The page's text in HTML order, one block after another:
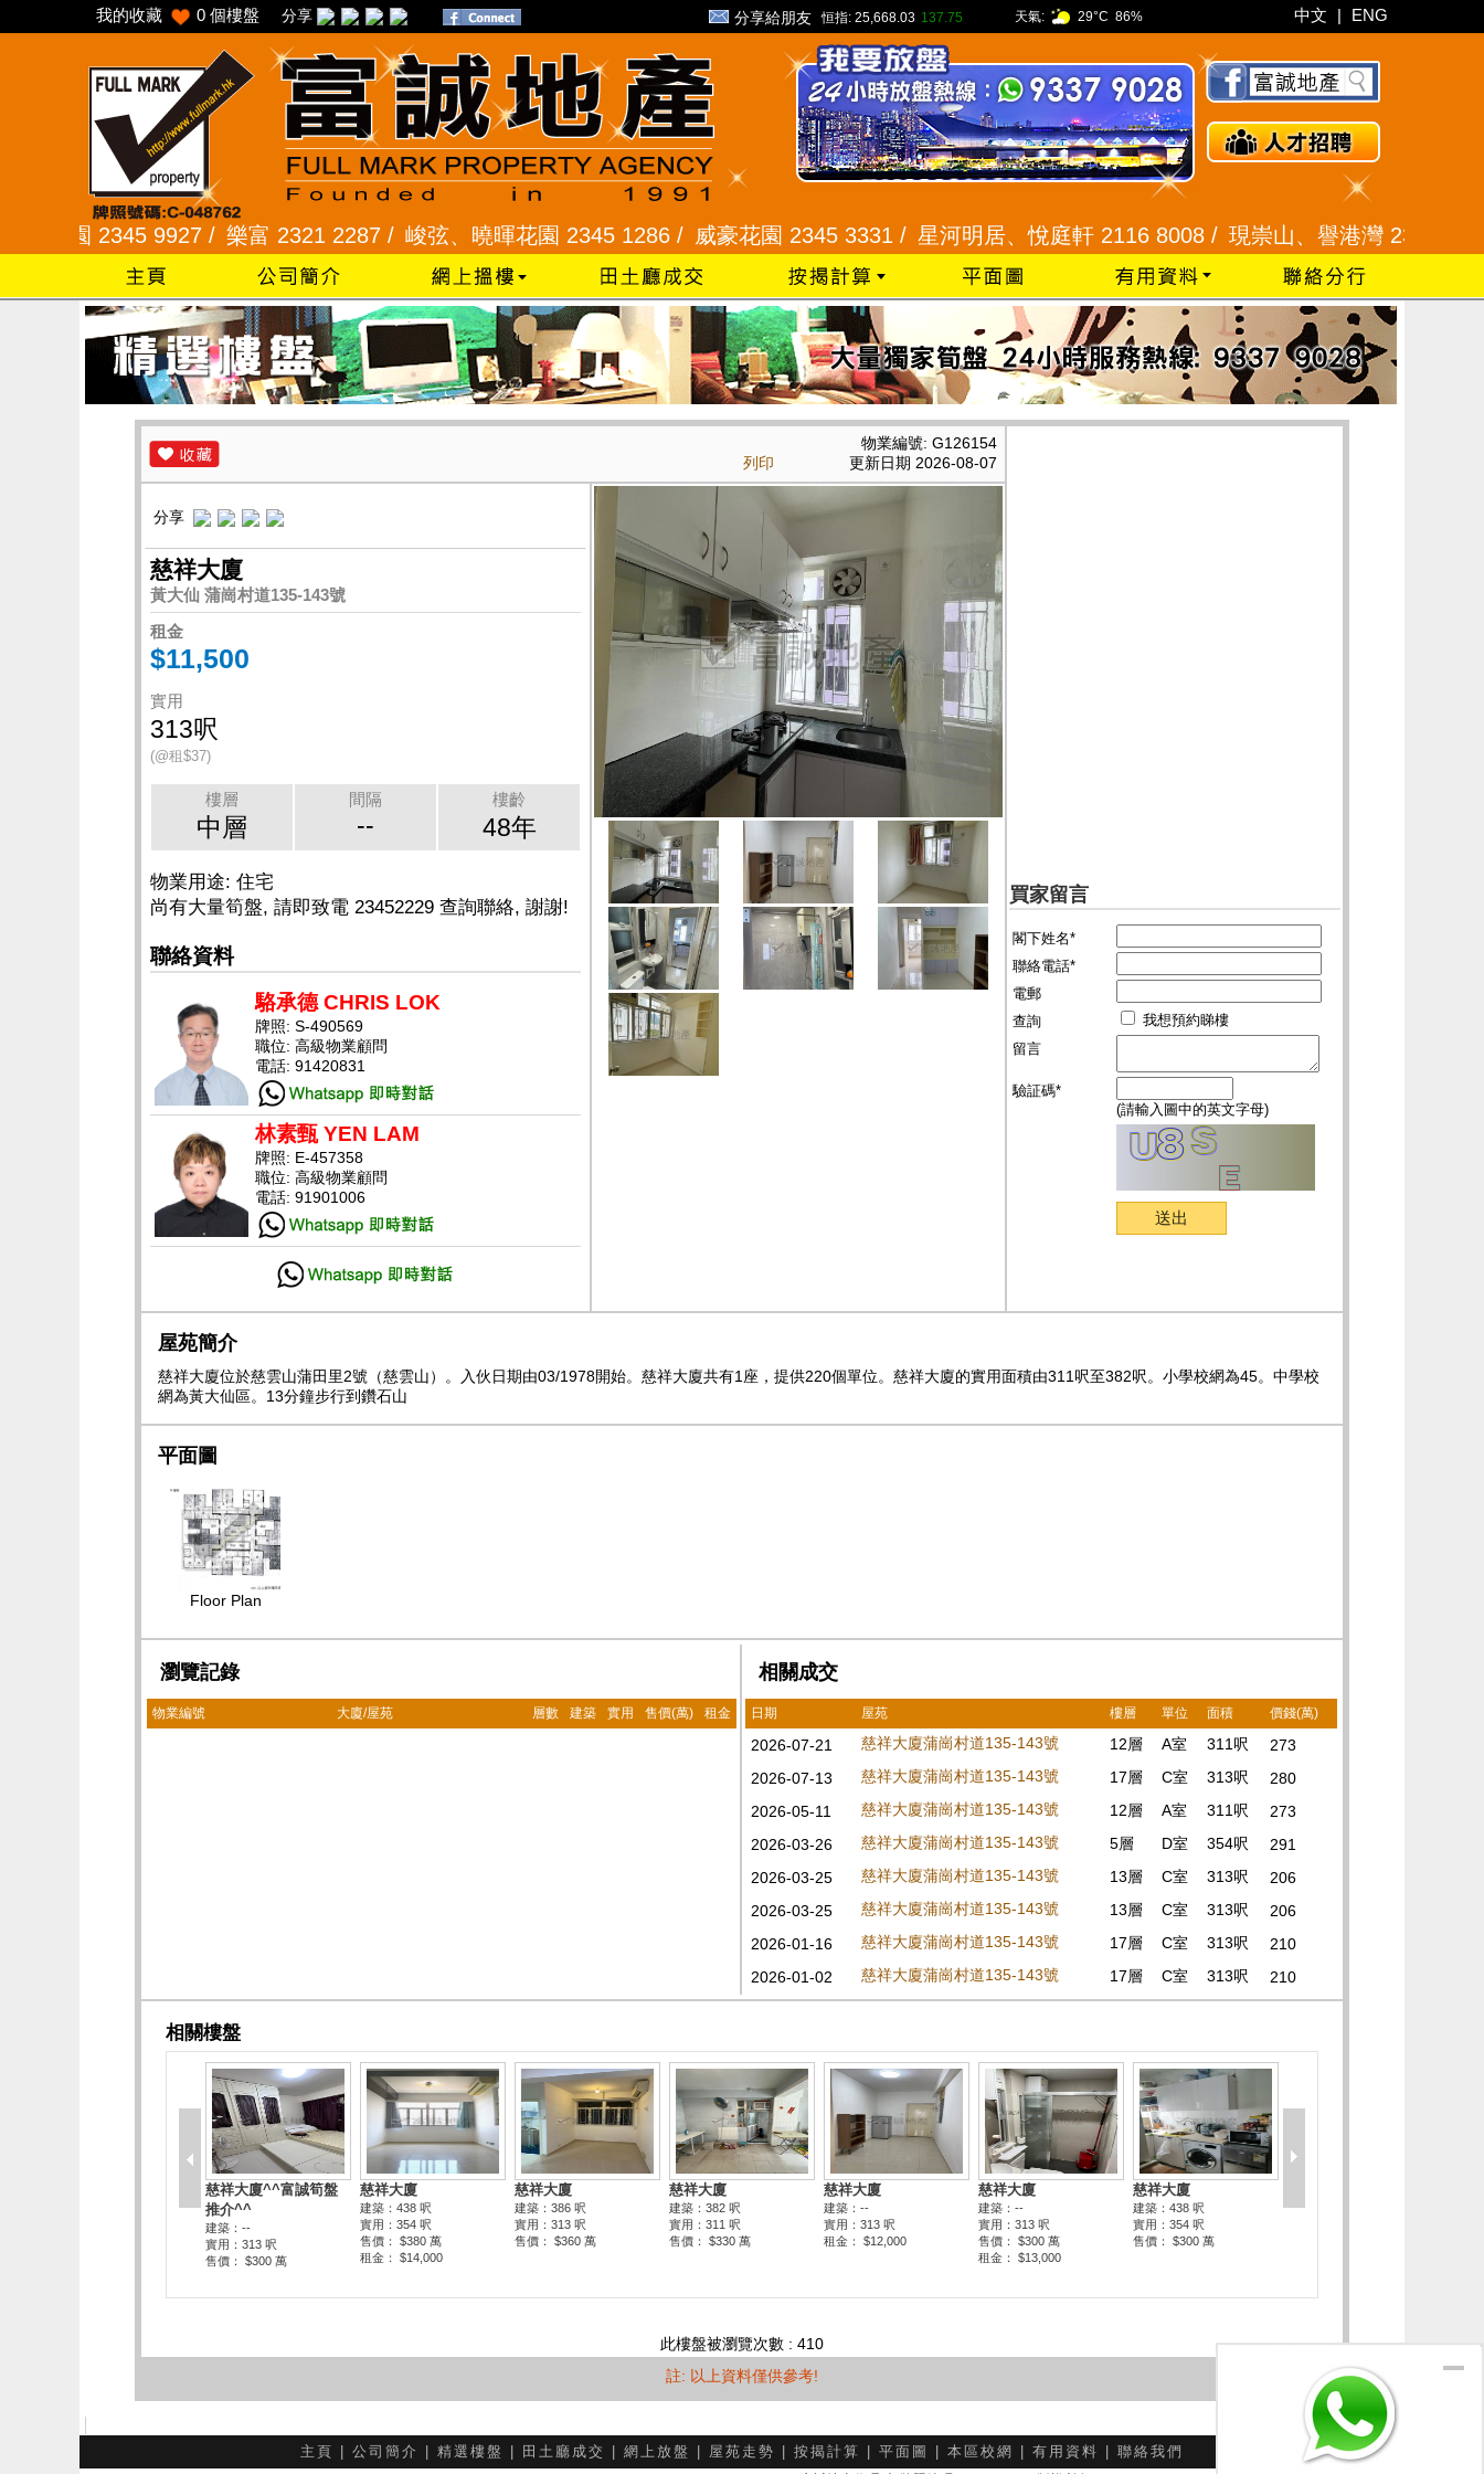
我的收藏 0 個樓盤 分享 分享給朋友 恒指: 25,668.03 137.75 天氣: 29°C 86% 中文 | ENG
園 2345 9927 / 樂富 2321 2287 / 峻弦、曉暉花園 2345 1286 / 威豪花園 2345 3331 /星河明居、悅庭軒 2116 8008 /現崇山、譽港灣 2345 9926 /
列印
物業編號: G126154
更新日期 2026-08-07
買家留言
閣下姓名*
聯絡電話*
電郵
查詢
我想預約睇樓
留言
驗証碼*
(請輸入圖中的英文字母)
分享
慈祥大廈
黃大仙 蒲崗村道135-143號
租金
$11,500
實用
313呎
(@租$37)
樓層
中層
間隔
--
樓齡
48年
物業用途: 住宅
尚有大量筍盤, 請即致電 23452229 查詢聯絡, 謝謝!
聯絡資料
駱承德 CHRIS LOK
牌照: S-490569
職位: 高級物業顧問
電話: 91420831
林素甄 YEN LAM
牌照: E-457358
職位: 高級物業顧問
電話: 91901006
屋苑簡介
慈祥大廈位於慈雲山蒲田里2號（慈雲山）。入伙日期由03/1978開始。慈祥大廈共有1座，提供220個單位。慈祥大廈的實用面積由311呎至382呎。小學校網為45。中學校
網為黃大仙區。13分鐘步行到鑽石山
平面圖
Floor Plan
瀏覽記錄
物業編號 大廈/屋苑 層數 建築 實用 售價(萬) 租金
相關成交
日期 屋苑 樓層 單位 面積 價錢(萬)
2026-07-21 慈祥大廈蒲崗村道135-143號 12層 A室 311呎
273
2026-07-13
慈祥大廈蒲崗村道135-143號 17層 C室 313呎
280
2026-05-11
慈祥大廈蒲崗村道135-143號 12層 A室 311呎
273
2026-03-26
慈祥大廈蒲崗村道135-143號 5層 D室 354呎
291
2026-03-25
慈祥大廈蒲崗村道135-143號 13層 C室 313呎
206
2026-03-25
慈祥大廈蒲崗村道135-143號 13層 C室 313呎
206
2026-01-16
慈祥大廈蒲崗村道135-143號 17層 C室 313呎
210
2026-01-02
慈祥大廈蒲崗村道135-143號 17層 C室 313呎 210
此樓盤被瀏覽次數 : 410
註: 以上資料僅供參考!
主頁 公司簡介 精選樓盤 田土廳成交 網上放盤 屋苑走勢 按揭計算 平面圖 本區校網 有用資料 聯絡我們